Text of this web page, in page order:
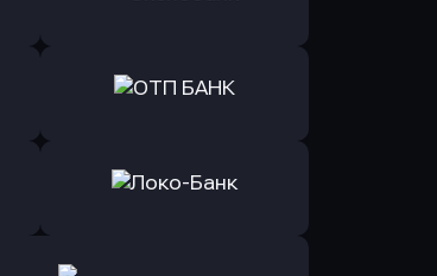
Оправить заявку
Оправить заявку